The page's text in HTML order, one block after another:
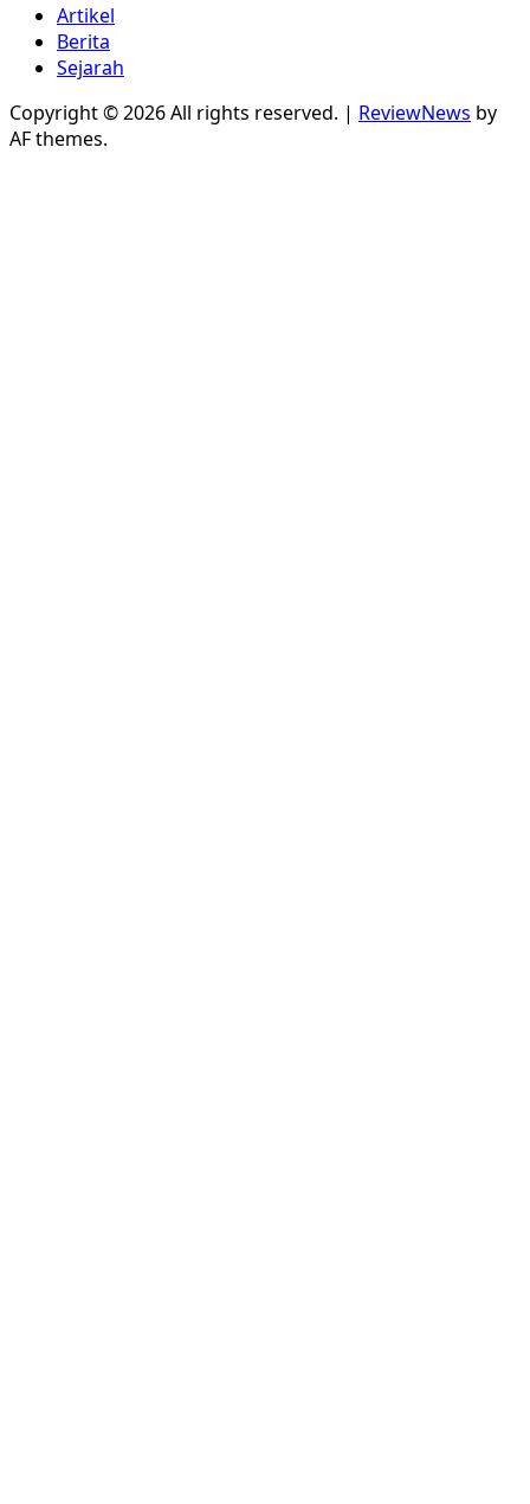
Artikel
Berita
Sejarah
Copyright © 2026 All rights reserved. | ReviewNews by
AF themes.